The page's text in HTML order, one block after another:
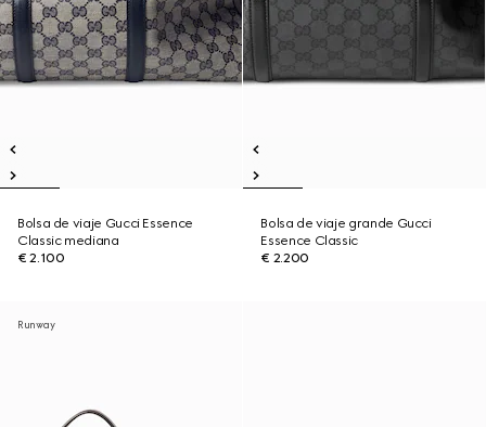
Bolsa de viaje Gucci Essence
Classic mediana
€ 2.100
Bolsa de viaje grande Gucci
Essence Classic
€ 2.200
Runway